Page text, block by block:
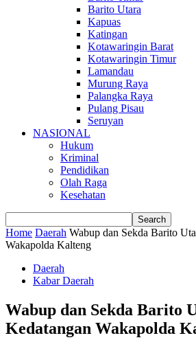
Barito Utara
Kapuas
Katingan
Kotawaringin Barat
Kotawaringin Timur
Lamandau
Murung Raya
Palangka Raya
Pulang Pisau
Seruyan
NASIONAL
Hukum
Kriminal
Pendidikan
Olah Raga
Kesehatan
Home Daerah Wabup dan Sekda Barito
Wakapolda Kalteng
Daerah
Kabar Daerah
Wabup dan Sekda Barito
Kedatangan Wakapolda